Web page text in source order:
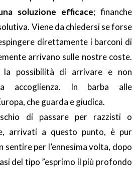
soluzione efficace; finanche
Viene da chiedersi se forse
direttamente i barconi di
arrivano sulle nostre coste.
la possibilità di arrivare e non
accoglienza. In barba alle
che guarda e giudica.
di passare per razzisti o
arrivati a questo punto, è pur
sentire per l’ennesima volta, dopo
del tipo ”esprimo il più profondo